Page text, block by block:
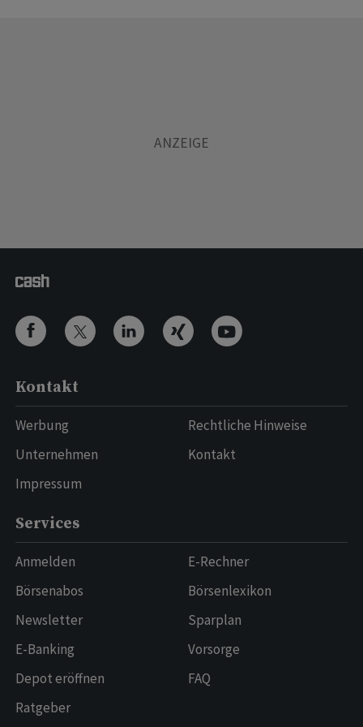
Kontakt
Werbung
Unternehmen
Impressum
Rechtliche Hinweise
Kontakt
Services
Anmelden
Börsenabos
Newsletter
E-Banking
Depot eröffnen
Ratgeber
E-Rechner
Börsenlexikon
Sparplan
Vorsorge
FAQ